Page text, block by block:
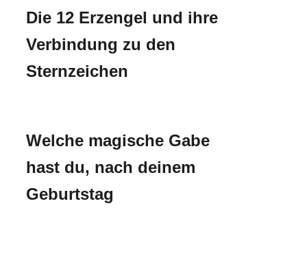
Die 12 Erzengel und ihre
Verbindung zu den
Sternzeichen
Welche magische Gabe
hast du, nach deinem
Geburtstag